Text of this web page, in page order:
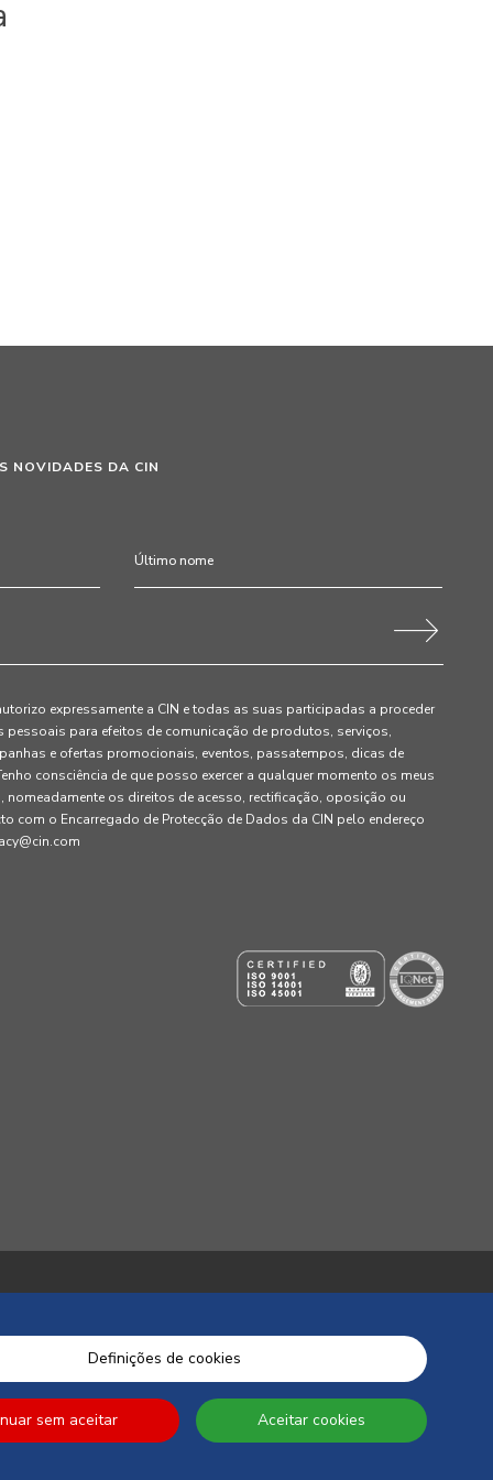
NOVIDADES DA CIN
expressamente a CIN e todas as suas participadas a proceder
para efeitos de comunicação de produtos, serviços,
e ofertas promocionais, eventos, passatempos, dicas de
consciência de que posso exercer a qualquer momento os meus
os direitos de acesso, rectificação, oposição ou
com o Encarregado de Protecção de Dados da CIN pelo endereço
Definições de cookies
sem aceitar Aceitar cookies